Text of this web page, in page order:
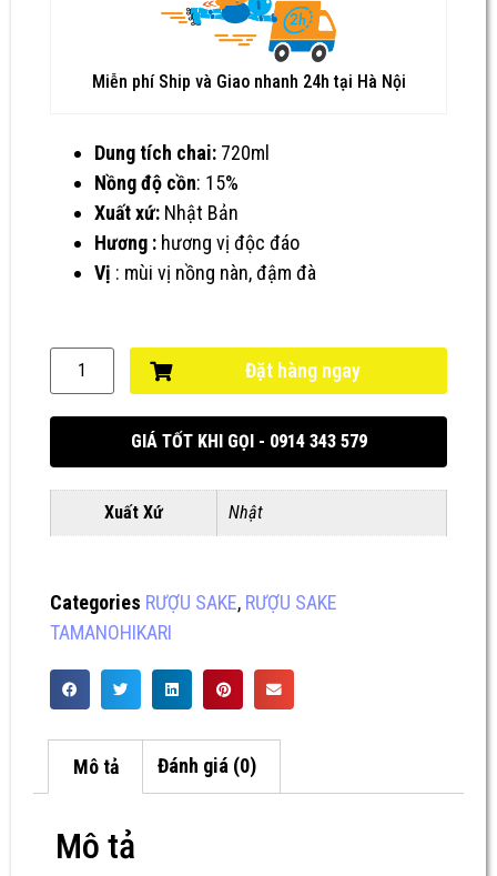
Miễn phí Ship và Giao nhanh 24h tại Hà Nội
Dung tích chai: 720ml
Nồng độ cồn: 15%
Xuất xứ: Nhật Bản
Hương : hương vị độc đáo
Vị : mùi vị nồng nàn, đậm đà
Đặt hàng ngay
GIÁ TỐT KHI GỌI - 0914 343 579
Xuất Xứ Nhật
Categories RƯỢU SAKE, RƯỢU SAKE
TAMANOHIKARI
Mô tả Đánh giá (0)
Mô tả